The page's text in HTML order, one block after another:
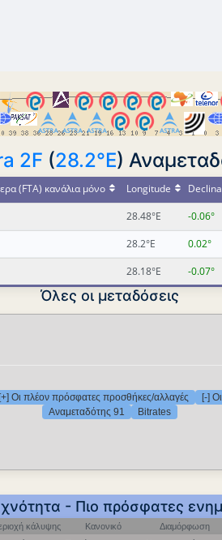
2F (28.2°E)
(FTA) κανάλια μόνο Longitude
28.48°E -0.06°
28.2°E 0.02°
28.18°E -0.07°
Όλες οι μεταδόσεις
[+] Οι πλέον πρόσφατες προσθήκες/αλλαγές [-]
Αναμεταδότης 91
Bitrates
- Πιο πρόσφατες
κάλυψης Κανονικό Διαμόρφωση